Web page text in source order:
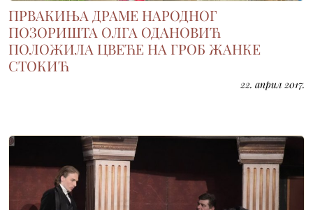
ПРВАКИЊА ДРАМЕ НАРОДНОГ
ПОЗОРИШТА ОЛГА ОДАНОВИЋ
ПОЛОЖИЛА ЦВЕЋЕ НА ГРОБ ЖАНКЕ
СТОКИЋ
22. април 2017.